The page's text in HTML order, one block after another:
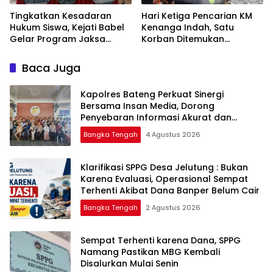
Tingkatkan Kesadaran
Hukum Siswa, Kejati Babel
Gelar Program Jaksa
Namang
Hari Ketiga Pencarian KM
Kenanga Indah, Satu
Korban Ditemukan
Baca Juga
‎Kapolres Bateng Perkuat Sinergi
Bersama Insan Media, Dorong
Penyebaran Informasi Akurat dan
Layanan Polri 110
Bangka Tengah 4 Agustus 2026
‎Klarifikasi SPPG Desa Jelutung : Bukan
Karena Evaluasi, Operasional Sempat
Terhenti Akibat Dana Banper Belum Cair
Bangka Tengah 2 Agustus 2026
‎Sempat Terhenti karena Dana, SPPG
Namang Pastikan MBG Kembali
Disalurkan Mulai Senin